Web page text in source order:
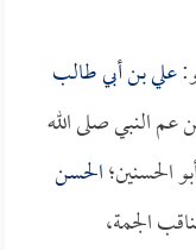
علي بن أبي طالب
عم النبي صلى الله
الحسنين؛الحسن
الجمة،